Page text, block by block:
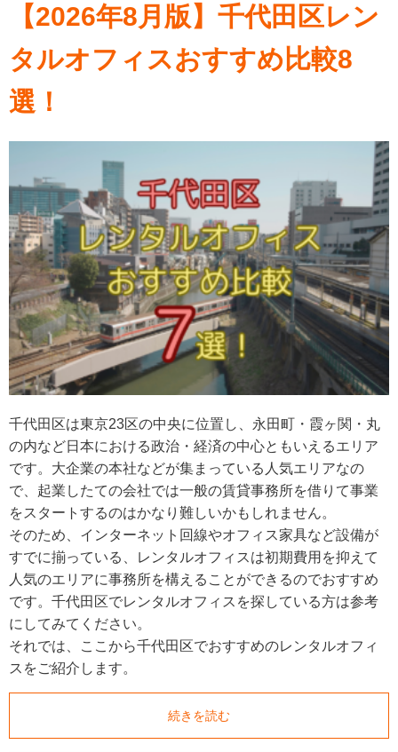
【2026年8月版】千代田区レン
タルオフィスおすすめ比較8
選！
千代田区は東京23区の中央に位置し、永田町・霞ヶ関・丸
の内など日本における政治・経済の中心ともいえるエリア
です。大企業の本社などが集まっている人気エリアなの
で、起業したての会社では一般の賃貸事務所を借りて事業
をスタートするのはかなり難しいかもしれません。
そのため、インターネット回線やオフィス家具など設備が
すでに揃っている、レンタルオフィスは初期費用を抑えて
人気のエリアに事務所を構えることができるのでおすすめ
です。千代田区でレンタルオフィスを探している方は参考
にしてみてください。
それでは、ここから千代田区でおすすめのレンタルオフィ
スをご紹介します。
続きを読む